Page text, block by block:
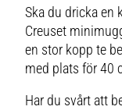
Ska du dricka en
Creuset
en stor kopp te
med plats för 40
Har du svårt att